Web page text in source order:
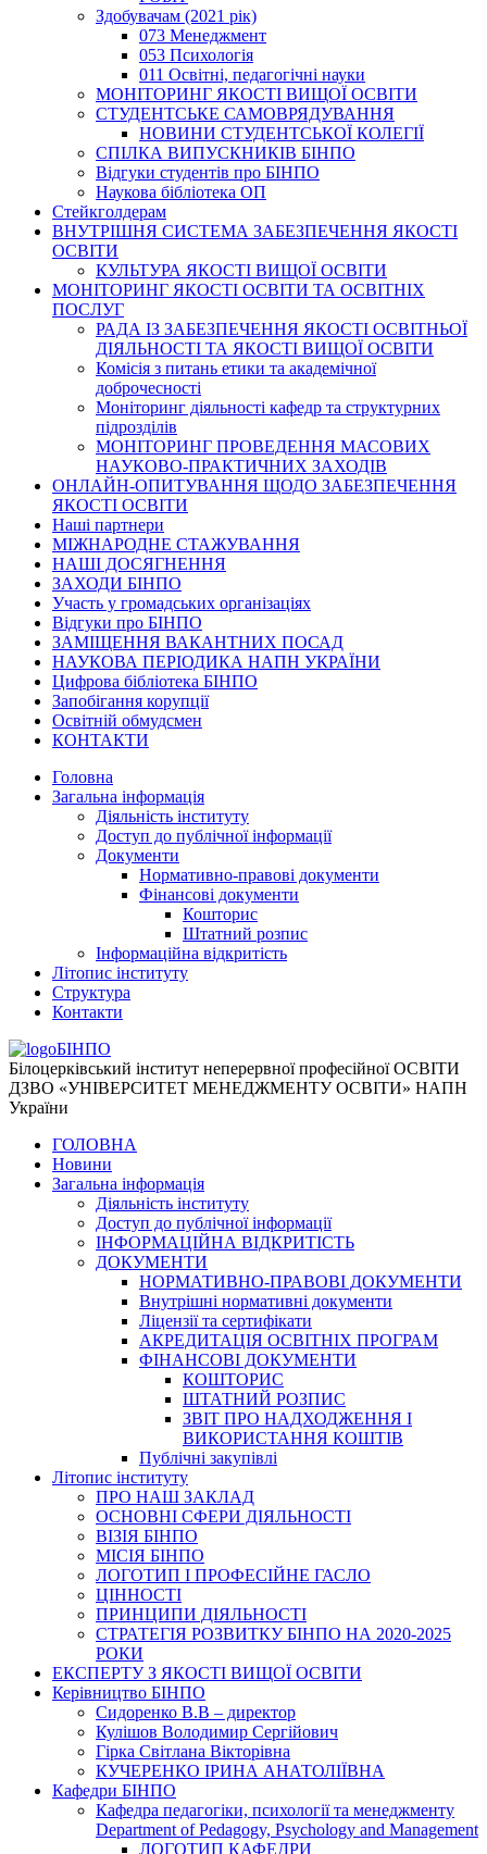
Здобувачам (2021 рік)
073 Менеджмент
053 Психологія
011 Освітні, педагогічні науки
МОНІТОРИНГ ЯКОСТІ ВИЩОЇ ОСВІТИ
СТУДЕНТСЬКЕ САМОВРЯДУВАННЯ
НОВИНИ СТУДЕНТСЬКОЇ КОЛЕГІЇ
СПІЛКА ВИПУСКНИКІВ БІНПО
Відгуки студентів про БІНПО
Наукова бібліотека ОП
Стейкголдерам
ВНУТРІШНЯ СИСТЕМА ЗАБЕЗПЕЧЕННЯ ЯКОСТІ
ОСВІТИ
КУЛЬТУРА ЯКОСТІ ВИЩОЇ ОСВІТИ
МОНІТОРИНГ ЯКОСТІ ОСВІТИ ТА ОСВІТНІХ
ПОСЛУГ
РАДА ІЗ ЗАБЕЗПЕЧЕННЯ ЯКОСТІ ОСВІТНЬОЇ
ДІЯЛЬНОСТІ ТА ЯКОСТІ ВИЩОЇ ОСВІТИ
Комісія з питань етики та академічної
доброчесності
Моніторинг діяльності кафедр та структурних
підрозділів
МОНІТОРИНГ ПРОВЕДЕННЯ МАСОВИХ
НАУКОВО-ПРАКТИЧНИХ ЗАХОДІВ
ОНЛАЙН-ОПИТУВАННЯ ЩОДО ЗАБЕЗПЕЧЕННЯ
ЯКОСТІ ОСВІТИ
Наші партнери
МІЖНАРОДНЕ СТАЖУВАННЯ
НАШІ ДОСЯГНЕННЯ
ЗАХОДИ БІНПО
Участь у громадських організаціях
Відгуки про БІНПО
ЗАМІЩЕННЯ ВАКАНТНИХ ПОСАД
НАУКОВА ПЕРІОДИКА НАПН УКРАЇНИ
Цифрова бібліотека БІНПО
Запобігання корупції
Освітній обмудсмен
КОНТАКТИ
Головна
Загальна інформація
Діяльність інституту
Доступ до публічної інформації
Документи
Нормативно-правові документи
Фінансові документи
Кошторис
Штатний розпис
Інформаційна відкритість
Літопис інституту
Структура
Контакти
БІНПО
Білоцерківський інститут неперервної професійної ОСВІТИ
ДЗВО «УНІВЕРСИТЕТ МЕНЕДЖМЕНТУ ОСВІТИ» НАПН
України
ГОЛОВНА
Новини
Загальна інформація
Діяльність інституту
Доступ до публічної інформації
ІНФОРМАЦІЙНА ВІДКРИТІСТЬ
ДОКУМЕНТИ
НОРМАТИВНО-ПРАВОВІ ДОКУМЕНТИ
Внутрішні нормативні документи
Ліцензії та сертифікати
АКРЕДИТАЦІЯ ОСВІТНІХ ПРОГРАМ
ФІНАНСОВІ ДОКУМЕНТИ
КОШТОРИС
ШТАТНИЙ РОЗПИС
ЗВІТ ПРО НАДХОДЖЕННЯ І
ВИКОРИСТАННЯ КОШТІВ
Публічні закупівлі
Літопис інституту
ПРО НАШ ЗАКЛАД
ОСНОВНІ СФЕРИ ДІЯЛЬНОСТІ
ВІЗІЯ БІНПО
МІСІЯ БІНПО
ЛОГОТИП І ПРОФЕСІЙНЕ ГАСЛО
ЦІННОСТІ
ПРИНЦИПИ ДІЯЛЬНОСТІ
СТРАТЕГІЯ РОЗВИТКУ БІНПО НА 2020-2025
РОКИ
ЕКСПЕРТУ З ЯКОСТІ ВИЩОЇ ОСВІТИ
Керівництво БІНПО
Сидоренко В.В – директор
Кулішов Володимир Сергійович
Гірка Світлана Вікторівна
КУЧЕРЕНКО ІРИНА АНАТОЛІЇВНА
Кафедри БІНПО
Кафедра педагогіки, психології та менеджменту
Department of Pedagogy, Psychology and Management
ЛОГОТИП КАФЕДРИ